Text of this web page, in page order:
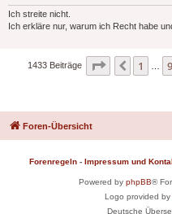
Ich streite nicht.
Ich erkläre nur, warum ich Recht habe
1433 Beiträge Seite 96 von
1
Foren-Übersicht
Forenregeln - Impressum und
Powered by phpBB®
Logo provided by
Deutsche